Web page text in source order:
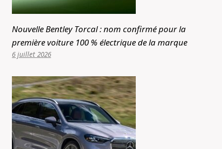
Nouvelle Bentley Torcal : nom confirmé pour la
première voiture 100 % électrique de la marque
6 juillet 2026